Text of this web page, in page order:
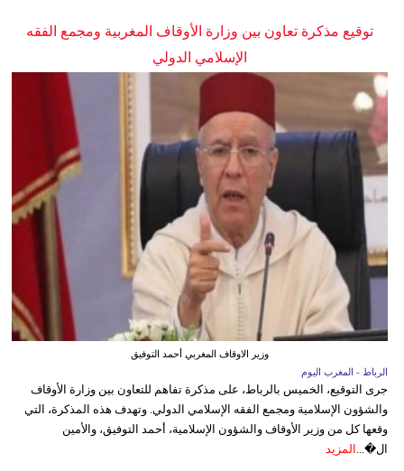
توقيع مذكرة تعاون بين وزارة الأوقاف المغربية ومجمع الفقه
الإسلامي الدولي
وزير الاوقاف المغربي أحمد التوفيق
الرباط - المغرب اليوم
جرى التوقيع، الخميس بالرباط، على مذكرة تفاهم للتعاون بين وزارة الأوقاف
والشؤون الإسلامية ومجمع الفقه الإسلامي الدولي. وتهدف هذه المذكرة، التي
وقعها كل من وزير الأوقاف والشؤون الإسلامية، أحمد التوفيق، والأمين
ال�... المزيد